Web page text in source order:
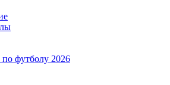
футболу 2026